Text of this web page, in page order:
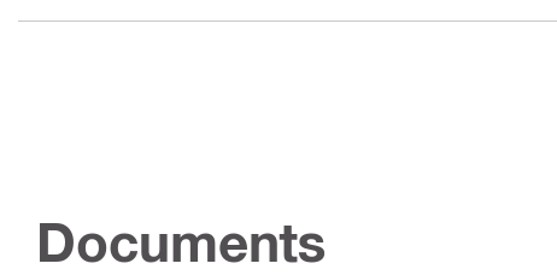
Documents